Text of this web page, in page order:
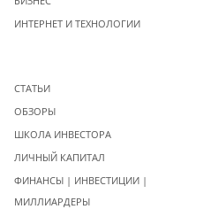
ИНТЕРНЕТ И ТЕХНОЛОГИИ
СТАТЬИ
ОБЗОРЫ
ШКОЛА ИНВЕСТОРА
ЛИЧНЫЙ КАПИТАЛ
ФИНАНСЫ | ИНВЕСТИЦИИ |
МИЛЛИАРДЕРЫ